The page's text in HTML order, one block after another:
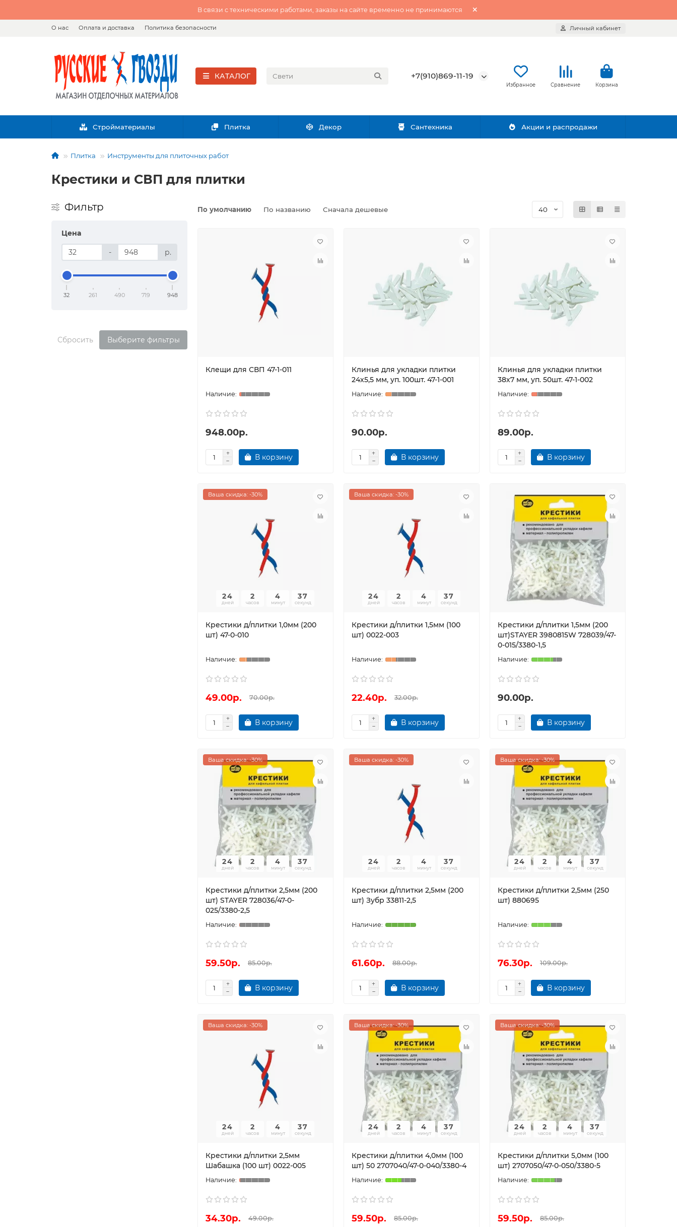
В связи с техническими работами, заказы на сайте временно не принимаются
О нас Оплата и доставка Политика безопасности Личный кабинет
КАТАЛОГ +7(910)869-11-19
Избранное Сравнение Корзина
Стройматериалы Плитка Декор Сантехника Акции и распродажи
Плитка Инструменты для плиточных работ
Крестики и СВП для плитки
Фильтр
Цена
- р.
32 261 490 719 948
Сбросить Выберите фильтры
По умолчанию По названию Сначала дешевые
Клещи для СВП 47-1-011
948.00р.
В корзину
Клинья для укладки плитки
24х5,5 мм, уп. 100шт. 47-1-001
90.00р.
В корзину
Клинья для укладки плитки
38х7 мм, уп. 50шт. 47-1-002
89.00р.
В корзину
Ваша скидка: -30%
24
дней
2
часов
4
минут
36
секунд
Крестики д/плитки 1,0мм (200
шт) 47-0-010
49.00р. 70.00р.
В корзину
Ваша скидка: -30%
24
дней
2
часов
4
минут
36
секунд
Крестики д/плитки 1,5мм (100
шт) 0022-003
22.40р. 32.00р.
В корзину
Крестики д/плитки 1,5мм (200
шт)STAYER 3980815W 728039/47-
0-015/3380-1,5
90.00р.
В корзину
Ваша скидка: -30%
24
дней
2
часов
4
минут
36
секунд
Крестики д/плитки 2,5мм (200
шт) STAYER 728036/47-0-
025/3380-2,5
59.50р. 85.00р.
В корзину
Ваша скидка: -30%
24
дней
2
часов
4
минут
36
секунд
Крестики д/плитки 2,5мм (200
шт) Зубр 33811-2,5
61.60р. 88.00р.
В корзину
Ваша скидка: -30%
24
дней
2
часов
4
минут
36
секунд
Крестики д/плитки 2,5мм (250
шт) 880695
76.30р. 109.00р.
В корзину
Ваша скидка: -30%
24
дней
2
часов
4
минут
36
секунд
Крестики д/плитки 2,5мм
Шабашка (100 шт) 0022-005
34.30р. 49.00р.
Ваша скидка: -30%
24
дней
2
часов
4
минут
36
секунд
Крестики д/плитки 4,0мм (100
шт) 50 2707040/47-0-040/3380-4
59.50р. 85.00р.
Ваша скидка: -30%
24
дней
2
часов
4
минут
36
секунд
Крестики д/плитки 5,0мм (100
шт) 2707050/47-0-050/3380-5
59.50р. 85.00р.